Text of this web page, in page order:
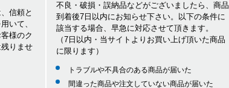
信頼と
いて、
様のク
りませ
不良・破損・誤納品などがございましたら、商品
到着後7日以内にお知らせ下さい。以下の条件に
該当する場合、早急に対応させて頂きます。
（7日以内・当サイトよりお買い上げ頂いた商品
に限ります）
トラブルや不具合のある商品が届いた
間違った商品や注文していない商品が届いた